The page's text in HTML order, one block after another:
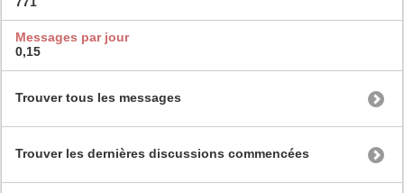
Messages par jour
0,15
Trouver tous les messages
Trouver les dernières discussions commencées